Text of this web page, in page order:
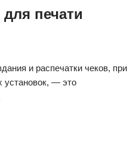
печати
и распечатки чеков, при
установок, — это